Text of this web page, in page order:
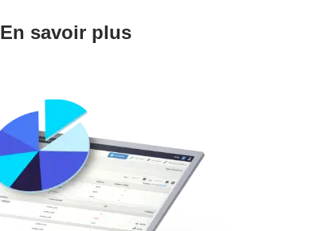
En savoir plus